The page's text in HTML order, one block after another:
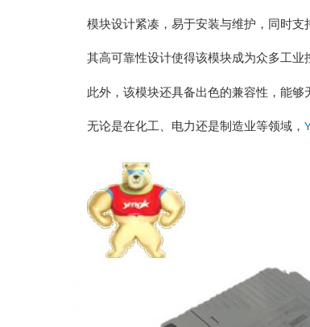
模块设计紧凑，易于安装与维护，同时支
其高可靠性设计使得该模块成为众多工业
此外，该模块还具备出色的兼容性，能够
无论是在化工、电力还是制造业等领域，